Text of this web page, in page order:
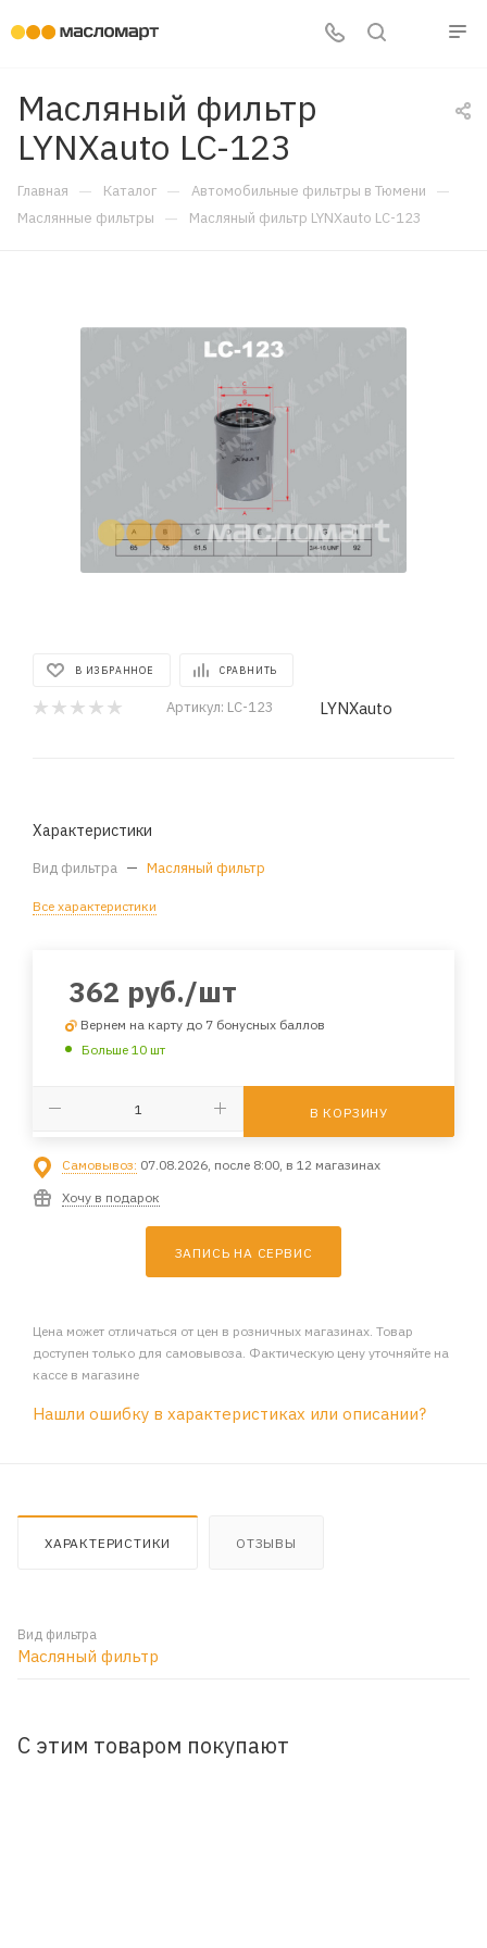
Масляный фильтр
LYNXauto LC-123
Главная — Каталог — Автомобильные фильтры в Тюмени —
Маслянные фильтры — Масляный фильтр LYNXauto LC-123
В ИЗБРАННОЕ СРАВНИТЬ
Артикул: LC-123 LYNXauto
Характеристики
Вид фильтра — Масляный фильтр
Все характеристики
362 руб./шт
Вернем на карту до 7 бонусных баллов
Больше 10 шт
В КОРЗИНУ
Самовывоз: 07.08.2026, после 8:00, в 12 магазинах
Хочу в подарок
ЗАПИСЬ НА СЕРВИС
Цена может отличаться от цен в розничных магазинах. Товар
доступен только для самовывоза. Фактическую цену уточняйте на
кассе в магазине
Нашли ошибку в характеристиках или описании?
ХАРАКТЕРИСТИКИ ОТЗЫВЫ
Вид фильтра
Масляный фильтр
С этим товаром покупают